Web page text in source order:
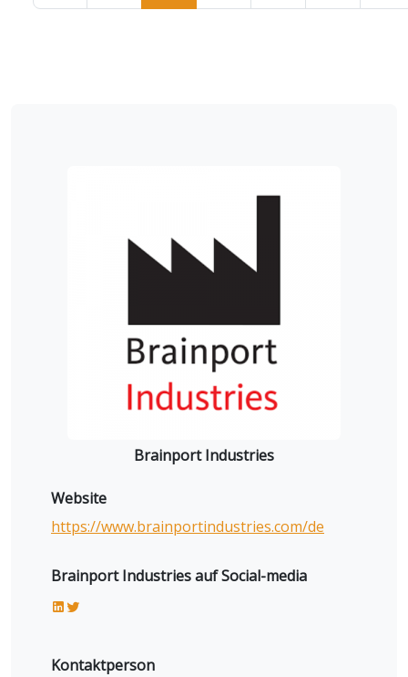
Brainport Industries
Website
https://www.brainportindustries.com/de
Brainport Industries auf Social-media
Kontaktperson